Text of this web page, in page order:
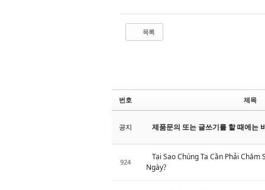
목록
번호 제목
공지 제품문의 또는 글쓰기를 할 때에는
924
Tại Sao Chúng Ta Cần Phải
Ngày?